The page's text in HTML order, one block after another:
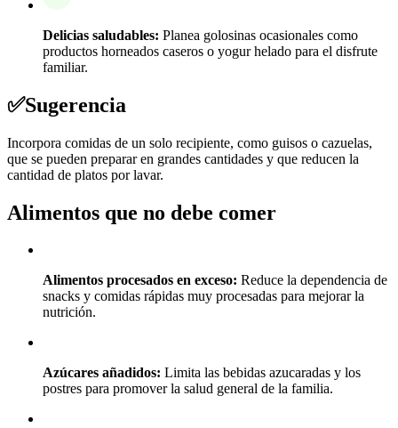
Delicias saludables: Planea golosinas ocasionales como
productos horneados caseros o yogur helado para el disfrute
familiar.
✅Sugerencia
Incorpora comidas de un solo recipiente, como guisos o cazuelas,
que se pueden preparar en grandes cantidades y que reducen la
cantidad de platos por lavar.
Alimentos que no debe comer
Alimentos procesados en exceso: Reduce la dependencia de
snacks y comidas rápidas muy procesadas para mejorar la
nutrición.
Azúcares añadidos: Limita las bebidas azucaradas y los
postres para promover la salud general de la familia.